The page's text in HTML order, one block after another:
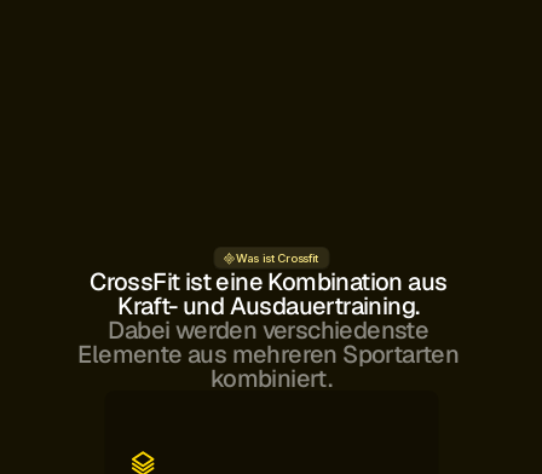
Was ist Crossfit
CrossFit ist eine Kombination aus
Kraft- und Ausdauertraining.
Dabei werden verschiedenste
Elemente aus mehreren Sportarten
kombiniert.